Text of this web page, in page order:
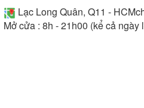
Lạc Long Quân, Q11 - HCM
Mở cửa : 8h - 21h00 (kể cả ngày